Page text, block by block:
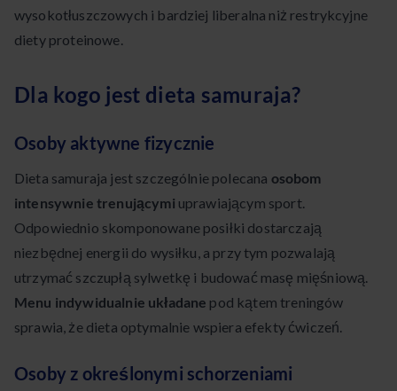
wysokotłuszczowych i bardziej liberalna niż restrykcyjne
diety proteinowe.
Dla kogo jest dieta samuraja?
Osoby aktywne fizycznie
Dieta samuraja jest szczególnie polecana osobom
intensywnie trenującymi uprawiającym sport.
Odpowiednio skomponowane posiłki dostarczają
niezbędnej energii do wysiłku, a przy tym pozwalają
utrzymać szczupłą sylwetkę i budować masę mięśniową.
Menu indywidualnie układane pod kątem treningów
sprawia, że dieta optymalnie wspiera efekty ćwiczeń.
Osoby z określonymi schorzeniami